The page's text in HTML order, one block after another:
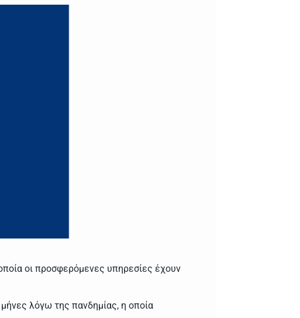
οι προσφερόμενες υπηρεσίες έχουν
λόγω της πανδημίας, η οποία